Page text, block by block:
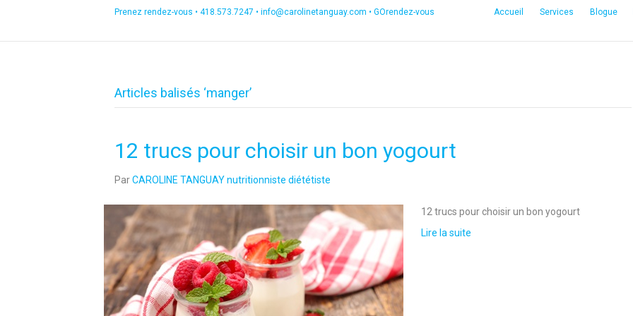
Prenez rendez-vous • 418.573.7247 • info@carolinetanguay.com • GOrendez-vous Accueil Services Blogue
Articles balisés ‘manger’
12 trucs pour choisir un bon yogourt
ParCAROLINE TANGUAY nutritionniste diététiste
12 trucs pour choisir un bon yogourt
Lire la suite